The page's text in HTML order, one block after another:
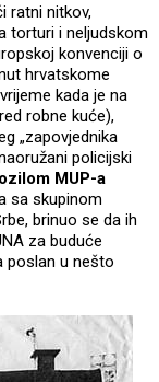
ratni nitkov,
torturi i neljudskom
konvenciji o
hrvatskome
kada je na
robne kuće),
„zapovjednika
policijski
MUP-a
sa skupinom
brinuo se da ih
za buduće
poslan u nešto